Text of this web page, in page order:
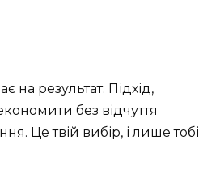
на результат. Підхід,
без відчуття
Це твій вибір, і лише тобі